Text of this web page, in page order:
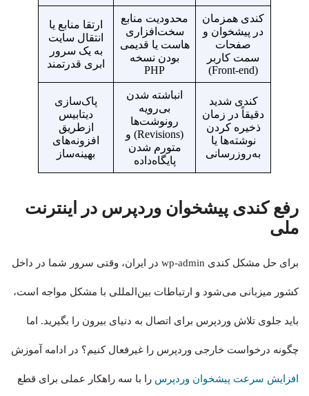
کندی همزمان
در پیشخوان و
صفحات
سمت کاربر
(Front-end)
محدودیت منابع
سخت‌افزاری
هاست یا قدیمی
بودن نسخه
PHP
ارتقا منابع یا
انتقال سایت
به یک سرور
ابری قدرتمند
کندی شدید
دقیقاً در زمان
ذخیره کردن
نوشته‌ها یا
به‌روزرسانی
انباشته شدن
بی‌رویه
رونوشت‌ها
(Revisions) و
متورم شدن
پایگاه‌داده
پاک‌سازی
دیتابیس
ازطریق
افزونه‌های
بهینه‌ساز
رفع کندی پیشخوان وردپرس در اینترنت
ملی
برای حل مشکل کندی wp-admin در ایران، وقتی سرور شما در داخل
کشور میزبانی می‌شود و ارتباطات بین‌المللی با مشکل مواجه است،
باید جلوی تلاش وردپرس برای اتصال به دنیای بیرون را بگیرید. اما
چگونه درخواست خارجی وردپرس را غیرفعال کنیم؟ در ادامه آموزش
افزایش سرعت پیشخوان وردپرس را با سه راهکار عملی برای قطع